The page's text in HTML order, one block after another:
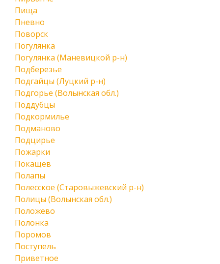
Пища
Пневно
Поворск
Погулянка
Погулянка (Маневицкой р-н)
Подберезье
Подгайцы (Луцкий р-н)
Подгорье (Волынская обл.)
Поддубцы
Подкормилье
Подманово
Подцирье
Пожарки
Покащев
Полапы
Полесское (Старовыжевский р-н)
Полицы (Волынская обл.)
Положево
Полонка
Поромов
Поступель
Приветное